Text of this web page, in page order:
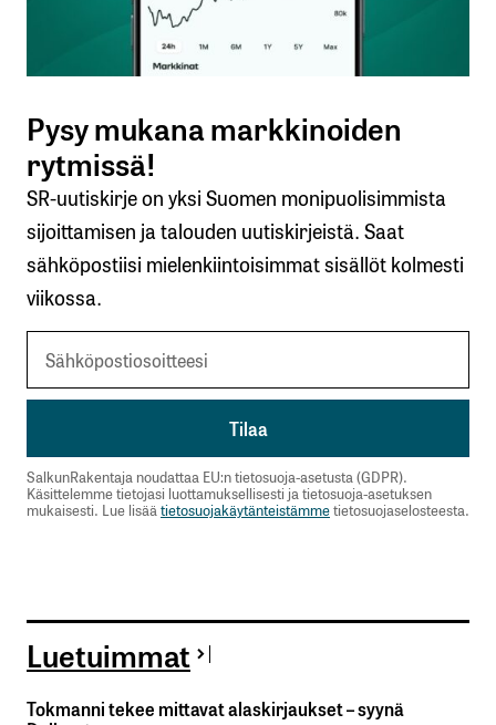
Sähköpostiosoitteesi
Tilaa SalkunRakentajan uutiskirje
Lähetä kommentti
Pysy mukana markkinoiden
rytmissä!
SR-uutiskirje on yksi Suomen monipuolisimmista
sijoittamisen ja talouden uutiskirjeistä. Saat
sähköpostiisi mielenkiintoisimmat sisällöt kolmesti
viikossa.
SalkunRakentaja noudattaa EU:n tietosuoja-asetusta (GDPR).
Käsittelemme tietojasi luottamuksellisesti ja tietosuoja-asetuksen
mukaisesti. Lue lisäätietosuojakäytänteistämmetietosuojaselosteesta.
Luetuimmat
Tokmanni tekee mittavat alaskirjaukset – syynä